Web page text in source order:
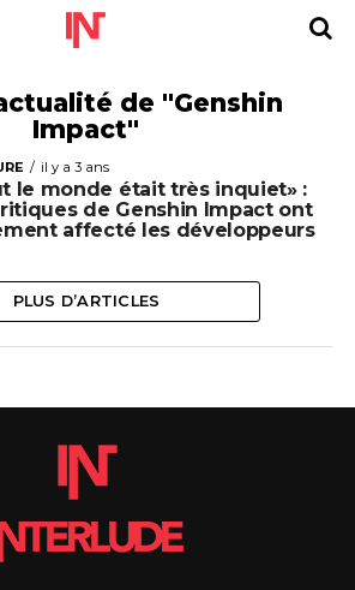
de "Genshin
Impact"
il y a 3 ans
le monde était très inquiet» :
de Genshin Impact ont
affecté les développeurs
PLUS D’ARTICLES